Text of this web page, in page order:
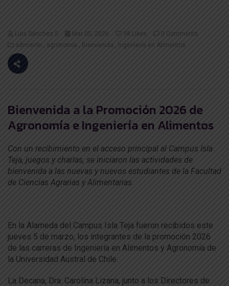
Luis Sánchez S Mar 05, 2026 38 Likes
0 Comments
admisión
agronomía Bienvenida Ingeniería en Alimentos
Bienvenida a la Promoción 2026 de
Agronomía e Ingeniería en Alimentos
Con un recibimiento en el acceso principal al Campus Isla
Teja, juegos y charlas, se iniciaron las actividades de
bienvenida a las nuevas y nuevos estudiantes de la Facultad
de Ciencias Agrarias y Alimentarias.
En la Alameda del Campus Isla Teja fueron recibidos este
jueves 5 de marzo, los integrantes de la promoción 2026
de las carreras de Ingeniería en Alimentos y Agronomía de
la Universidad Austral de Chile.
La Decana, Dra. Carolina Lizana, junto a los Directores de